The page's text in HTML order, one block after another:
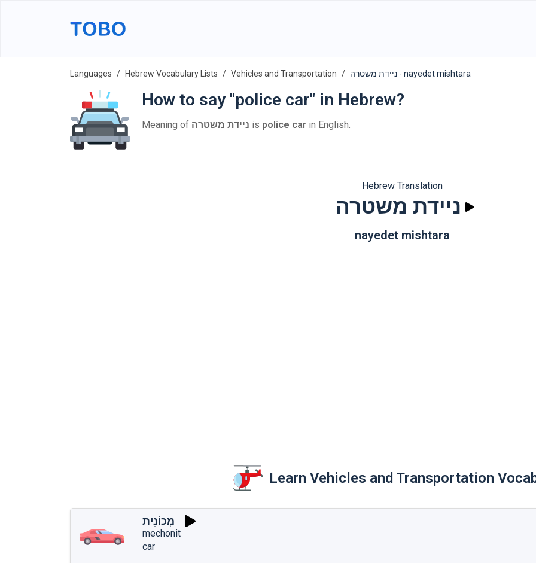
Languages Hebrew Vocabulary Lists Vehicles and Transportation ניידת משטרה - nayedet mishtara
How to say "police car" in Hebrew?
Meaning of ניידת משטרה is police car in English.
Hebrew Translation
ניידת משטרה
nayedet mishtara
Learn Vehicles and Transportation
מְכוֹנִית
mechonit
car